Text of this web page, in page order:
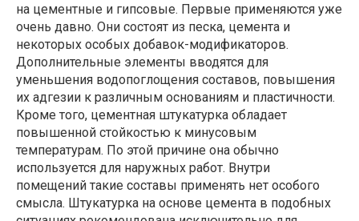
на цементные и гипсовые. Первые применяются уже
очень давно. Они состоят из песка, цемента и
некоторых особых добавок-модификаторов.
Дополнительные элементы вводятся для
уменьшения водопоглощения составов, повышения
их адгезии к различным основаниям и пластичности.
Кроме того, цементная штукатурка обладает
повышенной стойкостью к минусовым
температурам. По этой причине она обычно
используется для наружных работ. Внутри
помещений такие составы применять нет особого
смысла. Штукатурка на основе цемента в подобных